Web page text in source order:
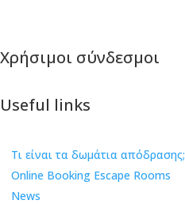
Χρήσιμοι σύνδεσμοι
Useful links
Τι είναι τα δωμάτια απόδρασης;
Online Booking Escape Rooms
News